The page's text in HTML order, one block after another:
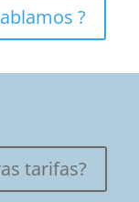
?
tarifas?